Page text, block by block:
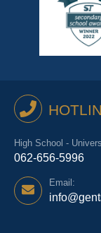
High School -
062-656-5996
Email: